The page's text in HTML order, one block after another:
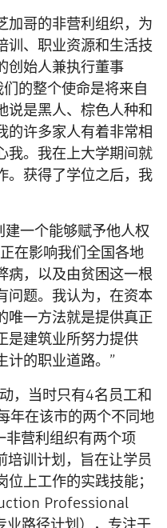
加哥的非营利组织，为
训、职业资源和生活技
创始人兼执行董事
的整个使命是将来自
说是黑人、棕色人种和
的许多家人有着非常相
我。我在上大学期间就
。获得了学位之后，我
一个能够赋予他人权
在影响我们全国各地
病，以及由贫困这一根
问题。我认为，在资本
唯一方法就是提供真正
是建筑业所努力提供
计的职业道路。”
，当时只有4名员工和
年在该市的两个不同地
营利组织有两个项
培训计划，旨在让学员
上工作的实践技能；
Professional